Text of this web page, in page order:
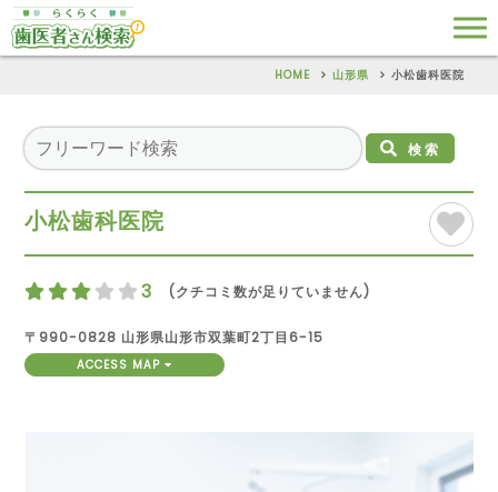
HOME 山形県 小松歯科医院
検索
小松歯科医院
3 (クチコミ数が足りていません)
〒990-0828 山形県山形市双葉町2丁目6-15
ACCESS MAP